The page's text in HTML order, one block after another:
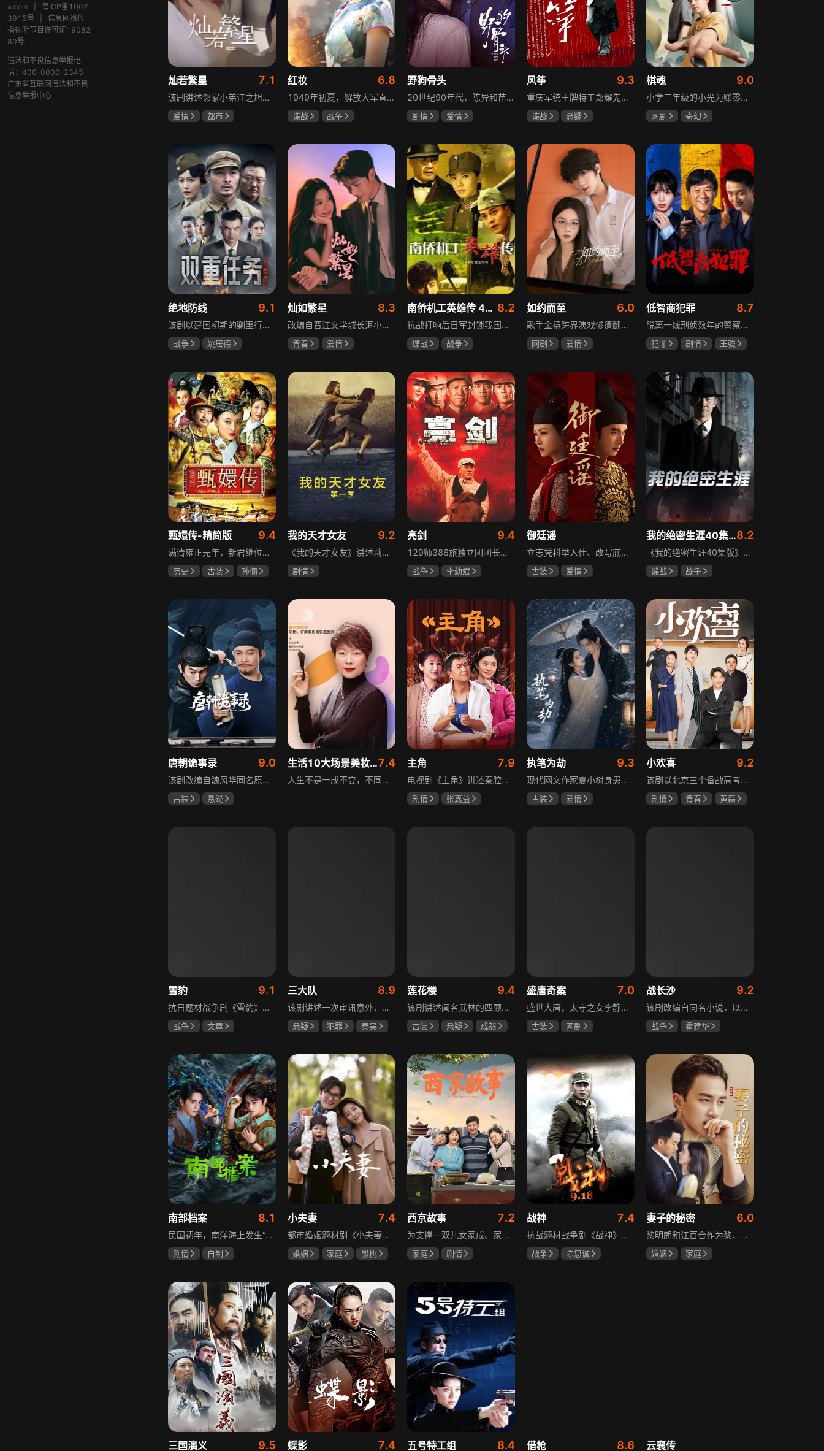
a.com
粤ICP备1002
3915号
信息网络传
播视听节目许可证19082
89号
违法和不良信息举报电
话：400-0000-2345
广东省互联网违法和不良
信息举报中心
灿若繁星 7.1
该剧讲述邻家小弟江之旭留学归来，竟成了夏千星的顶头上司。从小管着江之旭、事事压他一头的夏千星无法接受，两人互不服气，在公司内外明争暗斗。江之旭借职位刁难夏千星，夏千星则用姐姐身份压制他，然而夏千星不知道，江之旭拼尽全力坐上这个位子，就是为了陪在她身边保护她。
爱情
都市
红妆 6.8
1949年初夏，解放大军直抵上海，国民党国防部保密局的中共地下党员邓家骥奉命撤往台湾，其妻同为地下党的沈荷因临产被留在上海。新中国成立之初，面对敌特的破坏活动，斗争形势严峻，沈荷隐藏真实身份，继续与敌人展开新一轮斗争，在隐秘战线坚守信仰，为新政权的稳定默默奉献。
谍战
战争
野狗骨头
20世纪90年代，陈异和苗靖因父母相识结缘，从充满敌意到彼此依靠，后因家庭变故不得不相依为命。大学时苗靖告白，陈异却因纵火案逼她离开藤城。多年后重逢，陈异为保护苗靖以身入局，两人并肩对抗走私团伙，最终陈异告白，两人终成眷属。
剧情
爱情
风筝 9.3
重庆军统王牌特工郑耀先实为潜伏的中共特工“风筝”，上线牺牲后他与组织失联，解放后化名周志乾继续提供情报。身份证实后他仍协助破获特务案，三十年情报生涯中他遭敌人追杀、妻离子散，为国家牺牲是他的人生价值。
谍战
悬疑
棋魂 9.0
小学三年级的小光为赚零用钱到爷爷家寻宝，偶然翻出旧棋盘，接触棋盘的一瞬间，附身棋盘中的棋士褚嬴的灵魂进入了小光体内。后来小光在学校围棋会所结识少年天才小亮，为测试褚嬴实力，小光贸然与小亮对弈并小胜，他误以为褚嬴棋力平平，小亮却大受打击。数日后小亮再次挑战，再次惨败在褚嬴手下，二人从此成了相爱相杀的棋坛宿敌。在褚嬴指导下，小光进步神速，逐渐对围棋产生兴趣，最终在全国大赛与小亮激战中，褚嬴下出绝妙一局，小光却看出更高一着，终于在自己努力、褚嬴帮助和与小亮的磨练中，独立对弈，燃起真正的棋魂。
网剧
奇幻
绝地防线 9.1
该剧以建国初期的剿匪行动为背景，讲述中国人民解放军西线小分队追击黑山寺国民党残部的故事。小分队在执行任务过程中，严格遵照上级指示，既要完成军事目标，又全力保护沿途百姓的生命财产安全，同时对残部人员采取劝降与救治相结合的策略。最终，小分队成功控制了区域内的疫情，救出了愿意投诚的士兵，圆满完成了剿匪解救任务，展现了解放军的优良作风与使命担当。
战争
姚居德
灿如繁星 8.3
改编自晋江文学城长洱小说《狭路》，讲述心理学博士林晚星遭遇变故后返乡任教，邂逅顶级教练王法，带领垫底差生逆袭追梦的热血救赎故事。林晚星用“自由式”教育，培养少年们的独立人格，帮他们学会生活、融洽自我、发现所爱、勇于追求，诠释“不远狭路，终见光明”的成长内核。
青春
爱情
南侨机工英雄传 43集版 8.2
抗战打响后日军封锁我国运输路线，神鼓滇缅公路撑起抗战后勤补给，因急缺司机和技工，三千余名南洋华侨毅然归国共赴国难。方家兄弟是典型代表，大哥方天海表面投靠日军实为中共地下工作者，委曲求全游走生死间；弟弟方千树从纨绔子弟成长为抗日战士。剧集以真实历史为背景，展现华侨爱国情怀与民族大义。
谍战
战争
如约而至 6.0
歌手金禧跨界演戏惨遭翻车，全网群嘲演技拉胯！不服输的他另辟蹊径，转行试水音乐剧，誓要逆袭打脸。机缘巧合下，他对高冷硬核的金牌音乐剧导演宁瑾一见心动，两人意外留下暧昧一吻，转头试镜现场再度狭路相逢。 宁瑾本就抵触偶像跨界，对半路空降的流量新人金禧百般严苛，花式魔鬼训练轮番上线。金禧顶住剧团前辈排挤、同行暗算、舆论刁难等重重危机，日夜苦练打磨演技，慢慢褪去偶像光环、解锁真实自我，一点点打动高冷导演和剧团众人。 一路走来，二人历经误会争执、事业危机、亲情心结、分手磨合多重考验，在并肩拯救濒临倒闭的剧团、携手打磨《倩女幽魂》剧目、共渡舞台难关的过程中，情愫渐生、双向治愈。最终剧目首演大获成功，叛逆
网剧
爱情
低智商犯罪 8.7
脱离一线刑侦数年的警察张一昂，因省厅匿名举报信被派往三江口调查。他刚到就遇刑警队长被害，洗清嫌疑时意外抓获连环杀人案凶手，迅速建立声望。张一昂锁定当地富商周荣团伙，蠢贼间勾心斗角的蝴蝶效应助警方屡建奇功，最终查明同僚遇害真相，让真凶落网。剧集以喜剧风格展现刑侦故事，充满黑色幽默。
犯罪 剧情
王骁
甄嬛传-精简版 9.4
满清雍正元年，新君继位后朝堂看似祥和实则暗流涌动，后宫华妃与皇后分庭抗礼，各方势力裹挟其中凶险异常，太后主持选秀拉开帷幕，大理寺少卿甄远道长女甄嬛意外得雍正赏识步入皇宫，在皇后与华妃的夹击下，甄嬛小心周旋忍辱负重，不得不用智慧保护自己，一次次卷入残酷宫闱斗争。
历史 古装
孙俪
我的天才女友 9.2
《我的天才女友》讲述莉拉和莱侬这对好朋友的童年与少年时代。故事从友情开始，描绘女性友情的微妙变化——她们相互支持、妒忌和猜疑，又不断向外拓展，在与外部世界的试探中为自己塑形。莉拉聪明漂亮，莱侬羡慕她的天赋与决断力，两人都视对方为隐秘镜子，暗暗角力，展现女性成长中的复杂关系与自我探寻。
剧情
亮剑 9.4
129师386旅独立团团长李云龙敢想敢干、不按规矩办事，脾气火爆性格直爽，带领独立团展现出敢于拼杀的劲头，接连击败坂田连队、山崎大队、山本部队，名声大噪却因屡次犯规遭贬斥。抗战时期他与国军358团团长楚云飞惺惺相惜，徐蚌会战中一较高下双双重伤，养病期间李云龙与护士田雨相恋，两人及亲人战友历经国家沧桑巨变。
战争
李幼斌
御廷谣
立志凭科举入仕、改写底层命运的孤女孟廷辉因意外结识微服私访的少年新帝英寡，二人联手铲除沙州官匪，英寡赏识其胆识智谋，暗中助力她赴京赶考。孟廷辉入京后遭科举舞弊构陷，凭智勇自证清白，被英寡破格任命为察闻院主事，清查虎啸帮、晚香阁等黑恶势力，逐步牵出血月会复国阴谋与朝堂权斗。二人从君臣知己渐生情愫，历经身世谜团、朝堂阻力与边境战乱，最终平定叛乱、整肃朝纲，携手共护江山万民。
古装
爱情
我的绝密生涯40集版8.2
《我的绝密生涯40集版》以1931年东北为背景，苏联特使引发暗杀行动，商人关郁达卷入被重伤失踪，妻子谭梓君带家人在新京安顿。八年后关郁达打入日本特务机关为我党提供情报，与谭梓君相遇却因身份不能相认，谭梓君心中充满怀疑。
谍战
战争
唐朝诡事录 9.0
该剧改编自魏风华同名原著，讲述繁华大唐盛世下发生的一系列奇闻异事。长安金吾卫中郎将卢凌风与狄公亲传弟子苏无名携手，共破《长安红茶》《石桥图》等九个诡异案件，从新娘失踪案到宫廷秘闻，从朝堂到乡间，他们在破案过程中相互了解，逐渐成长，共同守护苍生，担负起挽救社稷于危急的使命。
古装
悬疑
生活10大场景美妆秘籍7.4
人生不是一成不变，不同的场合不同的角色，适宜的妆容造型往往能帮助人们建立自信、破冰社交，开启一个良好开端，做到事半功倍。姜月辉老师亲自打造的《10大生活场景角色妆容课程》，将针对不同的生活场景和角色需求，教授相应的妆容造型技巧，让学员轻松驾驭每个人生角色，打造出适合自己的妆容，提升个人形象和气质。
主角 7.9
电视剧《主角》讲述秦腔名伶忆秦娥阴差阳错被舅舅胡三元带入剧团，历经近半个世纪兴衰起伏，从牧羊女成长为一代秦腔名伶的故事，剧集以秦腔发展为脉络映射大历史起落，反映中国社会四十年变迁中普通人的情感生活与命运，展现传统艺术传承与时代变迁的交织。
剧情
张嘉益
执笔为劫 9.3
现代网文作家夏小树身患绝症，临终前未能完成最后一部长篇小说，带着遗憾离世，却意外穿越进自己笔下的世界，成为书中的明月公主。夏小树步步为营，一次次改写危机。当夏小树耗尽预知，失去剧本掌控，她和萧景琰的命运急转直下。萧景琰被逼另娶他人，两人被迫私奔，却在曙光初现时遭遇追兵——夏小树中箭身亡，萧景琰抱着她痛不欲生。十年后，登基为帝的萧景琰在上元灯会上，遇见一个提着兔子灯的姑娘，与当年的明月一模一样……
古装
爱情
小欢喜 9.2
该剧以北京三个备战高考的家庭为核心，讲述童文洁与方一凡、宋倩与乔英子、季胜利与季杨杨这几组亲子，在升学压力下，围绕成绩、陪伴、沟通等问题产生的矛盾与磨合，展现了中年家长与青春期孩子共同成长的温馨故事。
剧情 青春
黄磊
雪豹 9.1
抗日题材战争剧《雪豹》讲述抗日女学生陈怡是一个在革命道路上逐渐成长起来的优秀青年。从慷慨激昂的热血学生，到成熟稳重的革命战士，甚至执行任务的时候还要扮演性格大胆奔放的交际花，打入到敌人内部获取情报。在做情报工作时，与搭档张楚扮假夫妻，多次身陷险境命悬一线。周卫国原本是一名玩世不恭的富家子弟，却不乏热血，抗战时为了保护初恋女友，举枪杀了一名日本人，由此改名换姓走上了革命道路，从国民党中央军校到德国军校，再到回国创建中国第一支特战部队，成为了一个真正的传奇英雄。
战争
文章
三大队 8.9
该剧讲述一次审讯意外，三大队刑警程兵入狱服刑，队友受牵连脱警、降职，曾经的警界精英三大队分崩离析。十年牢狱，程兵重获自由，失去一切，而案件的犯罪嫌疑人王大勇依旧在逃。穿一天警服，终身是正义，不甘化作执着，利刃再次出鞘，程兵和三大队的兄弟重新集结踏上追凶之路，在孤独漫长的旅途中配合警方千里追凶，也在这苦行僧一样的历程中重新找到人生的坐标和生命的意义。本片根据原载于“网易人间”作者深蓝的《请转告局长，三大队任务完成》改编。
悬疑 犯罪
秦昊
莲花楼 9.4
该剧讲述闻名武林的四顾门门主李相夷在一次大战后身受重伤，从此退隐江湖成为淡泊名利的“假神医”李莲花。他遇到新交方多病与旧敌笛飞声后，重新卷入江湖。江湖暗流涌动，疑团扑朔迷离，抽丝剥茧方能断出真相，一段荡气回肠的侠义情即将热血展开，展现了侠义、探案与江湖恩怨交织的精彩故事。
古装 悬疑
成毅
盛唐奇案 7.0
盛世大唐，太守之女李静澜天赋异禀，擅验尸断案，与神秘“鬼探”决明、武艺高强的捕快苏御安联手追凶，揭开一桩桩离奇悬案：双生姐妹的生死置换、跨越十七年的书生冤案、雅集会上的连环仪式杀人等。在迷雾与鲜血中，李静澜与决明暗生情愫，彼此扶持，坚守心中正道，挣脱宿命桎梏。盛世灯火之下，他们以智慧与勇气涤荡污浊，书写下一段守护正义与清明的传奇。
古装
网剧
战长沙 9.2
该剧改编自同名小说，以中国近代史上著名的“长沙会战”为背景，借由长沙城一户普通胡姓人家在战争中的命运浮沉，展现战火的无情以及在日军铁蹄侵略下中华儿女奋起抗战的不屈精神。1938年10月日军攻陷武汉，长沙危在旦夕，城中茶园巷的胡家人在孙女婿薛君山的支持下，为最宠爱的龙凤胎湘湘和小满安排退路。薛君山先将湘湘介绍给留洋归来保卫长沙的顾清明，可惜二人一见面便势同水火，薛君山只好另选人家。湘湘订婚当日，蒋介石密令火烧长沙，因指挥失当酿成巨大灾难，繁华古城毁于一旦，很多人包括湘湘的未婚夫一家被活活烧死。焦土上，各地英雄儿女齐聚长沙，和湖南人民一起阻挡敌人铁蹄，胡家人也在劫难中演绎了一幕幕悲欢离合。
战争
霍建华
南部档案 8.1
民国初年，南洋海上发生“水鬼望乡”离奇命案，张家外派调查神秘事务的南部档案馆坐办张海盐、张海虾二人搭档亲往调查，却意外卷入了一个用于猎杀海外张家人的绝命死局。张海虾以自己的死谋局求解，送张海盐上了“南安号”巨轮回厦城以图他能够有一线生机，但这趟波澜诡谲的航程似乎才刚刚起航，一手遮天的军阀大佬、单纯执着的少年账房、还有十年未见的至亲故人……张海盐独自面对着接踵而至的意外，而当他踏上厦城的那一刻，真正属于两个少年的命运才初初开始转动。
剧情
自制
小夫妻 7.4
都市婚姻题材剧《小夫妻》围绕经营十年婚姻的周全与车莉展开，原本家庭美满的二人突遭变故：周全怀才不遇还意外被裁员，车莉则被迫赶鸭子上架仓促创业，不可预期的生活变动让他们的婚姻陷入僵局。而立之年的两人，在现实压力与情感拉扯中挣扎，面临诸多矛盾与考验，他们能否重新调整生活节奏，修复婚姻关系，回到幸福生活的轨道，是该剧的核心看点。
婚姻 家庭
殷桃
西京故事 7.2
为支撑一双儿女家成、家秀的“求学大业”，一家之主罗天福携妻子慧娟进了西京城。在西京城里，罗天福见证了身边的小人物们在大城市的生存之难，自身也经历了种种艰辛：饼铺生意屡屡受挫，妻子慧娟不满他“固执守旧”的经营方式闹起分居，儿子家成无法适应从乡村到城市的生活状况不断离校出走，重重打击不断袭来，使他头一次对自己坚守多年的人生观和价值观产生怀疑。自己这样做究竟是对是错，城市是不是真的不适合他这种“坚持老一套”的人生存。女儿家秀的支持鼓励使罗天福重拾信心，那些曾经接受罗天福帮助的人也反过来帮助他，纠缠不清的矛盾随之一一化解。罗家人终于在西京这座大城扎下了根，向着美好的未来继续前行。该剧围绕农村家庭在城市的奋斗历程展开，展现了小人物的坚韧与善良，充满了励志色彩与现实关怀。
家庭
剧情
战神 7.4
抗战题材战争剧《战神》讲述太行山一带，八路军游击队司令龙大谷骁勇善战、机智过人，15岁就参加了红军，身经百战，被军中将士们奉为“战神”。抗日战争爆发前，龙大谷因在抗大学习期间为替警卫员李广出头，一时冲动出手打了同期学员张道平，受了处分。以至于在红军缩编为八路军之时，龙大谷从原来的红军副师长降为游击队司令，随行上任的只有警卫员李广和参谋刘水泉二人，以及上级领导田烽给他的五十块大洋。即便如此，龙大谷依然不屈不挠，硬是在山西这块热土上平地拉起一支敢打、能拼、必胜，号称“龙支队”的作战队伍，凭借丰富的作战经验打赢了一场又一场的恶战，威震敌方！
战争
陈思诚
妻子的秘密 6.0
黎明朗和江百合作为黎、江两大集团的继承人，即将订婚，一场完美婚姻却在一日之间沦为悲剧前奏。订婚当日变故夺去百合父母生命，她临危受命挑起江氏重担，明朗不顾家人反对将她接进黎家。黎母想赶走百合，秘书宁夏誓夺回明朗，大哥黎天图谋篡夺黎氏家产，三个家庭命运就此牵动。千万巨债、身世之谜、婆媳之争、丧子之痛等接踵而至，明朗与百合的爱情历经重重危机，迷失的错爱能否被真情指引。
婚姻
家庭
三国演义 9.5 蝶影 7.4 五号特工组 8.4 借枪 8.6 云襄传